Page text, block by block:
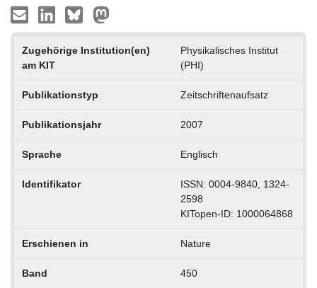
Zugehörige Institution(en)
am KIT
Physikalisches Institut
(PHI)
Publikationstyp Zeitschriftenaufsatz
Publikationsjahr 2007
Sprache Englisch
Identifikator
ISSN: 0004-9840, 1324-
2598
KITopen-ID: 1000064868
Erschienen in Nature
Band 450